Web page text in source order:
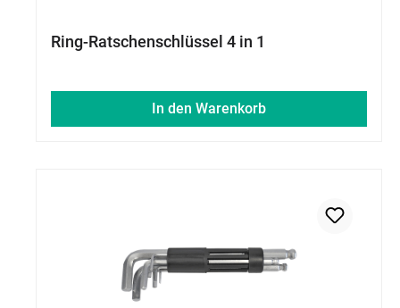
Ring-Ratschenschlüssel 4 in 1
In den Warenkorb